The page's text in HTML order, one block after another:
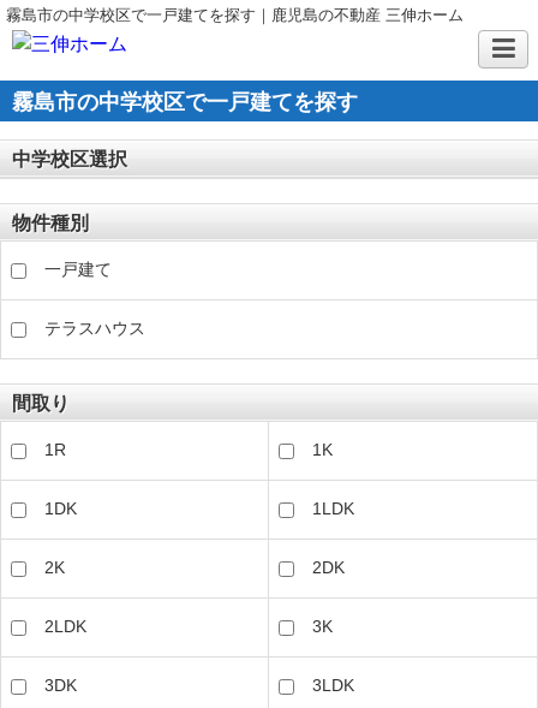
霧島市の中学校区で一戸建てを探す｜鹿児島の不動産 三伸ホーム
霧島市の中学校区で一戸建てを探す
中学校区選択
物件種別
一戸建て
テラスハウス
間取り
1R 1K
1DK 1LDK
2K 2DK
2LDK 3K
3DK 3LDK